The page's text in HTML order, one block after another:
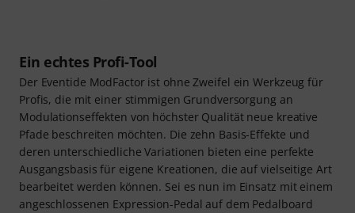
Ein echtes Profi-Tool
Der Eventide ModFactor ist ohne Zweifel ein Werkzeug für
Profis, die mit einer stimmigen Grundversorgung an
Modulationseffekten von höchster Qualität neue kreative
Pfade beschreiten möchten. Die zehn Basis-Effekte und
deren unterschiedliche Variationen bieten eine perfekte
Ausgangsbasis für eigene Kreationen, die auf vielseitige Art
bearbeitet werden können. Sei es nun im Einsatz mit einem
angeschlossenen Expression-Pedal auf dem Pedalboard